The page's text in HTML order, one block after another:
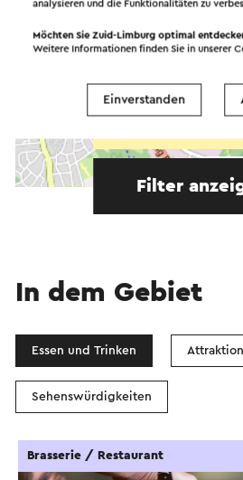
Filter
In dem Gebiet
Essen und Trinken
Sehenswürdigkeiten
Brasserie / Restaurant
analysieren und die Funktionalitäten zu
Möchten Sie Zuid-Limburg optimal
Weitere Informationen finden Sie in unserer
Einverstanden